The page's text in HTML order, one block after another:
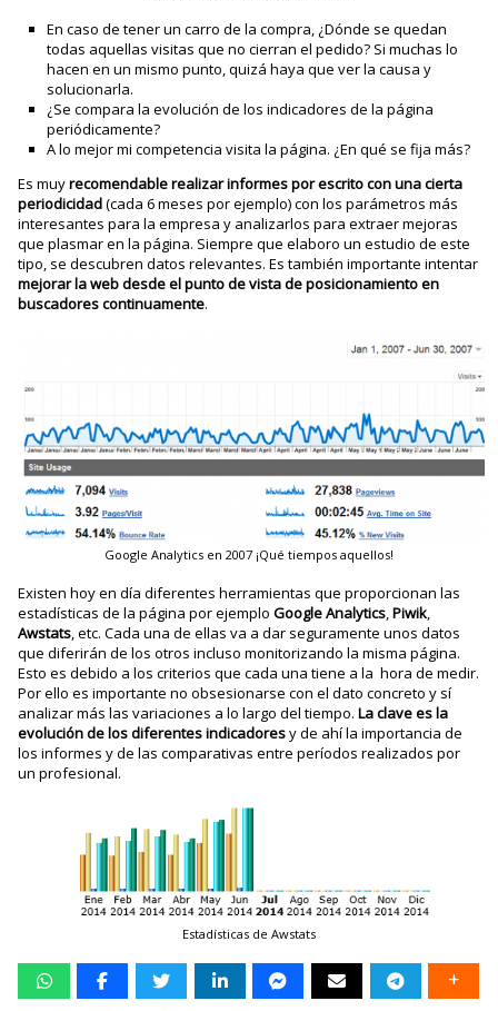
En caso de tener un carro de la compra, ¿Dónde se quedan
todas aquellas visitas que no cierran el pedido? Si muchas lo
hacen en un mismo punto, quizá haya que ver la causa y
solucionarla.
¿Se compara la evolución de los indicadores de la página
periódicamente?
A lo mejor mi competencia visita la página. ¿En qué se fija más?
Es muyrecomendable realizar informes por escrito con una cierta
periodicidad(cada 6 meses por ejemplo) con los parámetros más
interesantes para la empresa y analizarlos para extraer mejoras
que plasmar en la página. Siempre que elaboro un estudio de este
tipo, se descubren datos relevantes. Es también importante intentar
mejorar la web desde el punto de vista de posicionamiento en
buscadores continuamente.
Google Analytics en 2007 ¡Qué tiempos aquellos!
Existen hoy en día diferentes herramientas que proporcionan las
estadísticas de la página por ejemploGoogle Analytics,Piwik,
Awstats, etc. Cada una de ellas va a dar seguramente unos datos
que diferirán de los otros incluso monitorizando la misma página.
Esto es debido a los criterios que cada una tiene a la hora de medir.
Por ello es importante no obsesionarse con el dato concreto y sí
analizar más las variaciones a lo largo del tiempo.La clave es la
evolución de los diferentes indicadoresy de ahí la importancia de
los informes y de las comparativas entre períodos realizados por
un profesional.
Estadísticas de Awstats